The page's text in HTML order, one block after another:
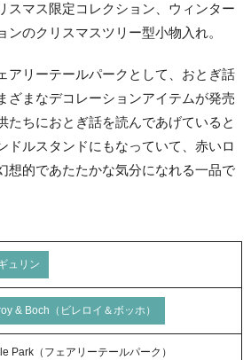
スマス限定コレクション、ウィンター
ンのクリスマスツリー型小物入れ。
アリーテールパークとして、おとぎ話
ざまなデコレーションアイテムが発売
たちにおとぎ話を読んであげていると
ドルスタンドにもなっていて、赤いロ
想的であたたかな気分になれる一品で
ュリン
& Boch（ビレロイ＆ボッホ）
Park（フェアリーテールパーク）